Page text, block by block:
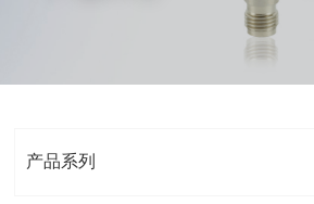
产品系列